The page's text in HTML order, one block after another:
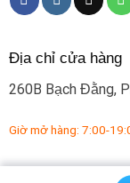
Địa chỉ cửa hàng
260B Bạch Đằng,
Giờ mở hàng: 7:00-